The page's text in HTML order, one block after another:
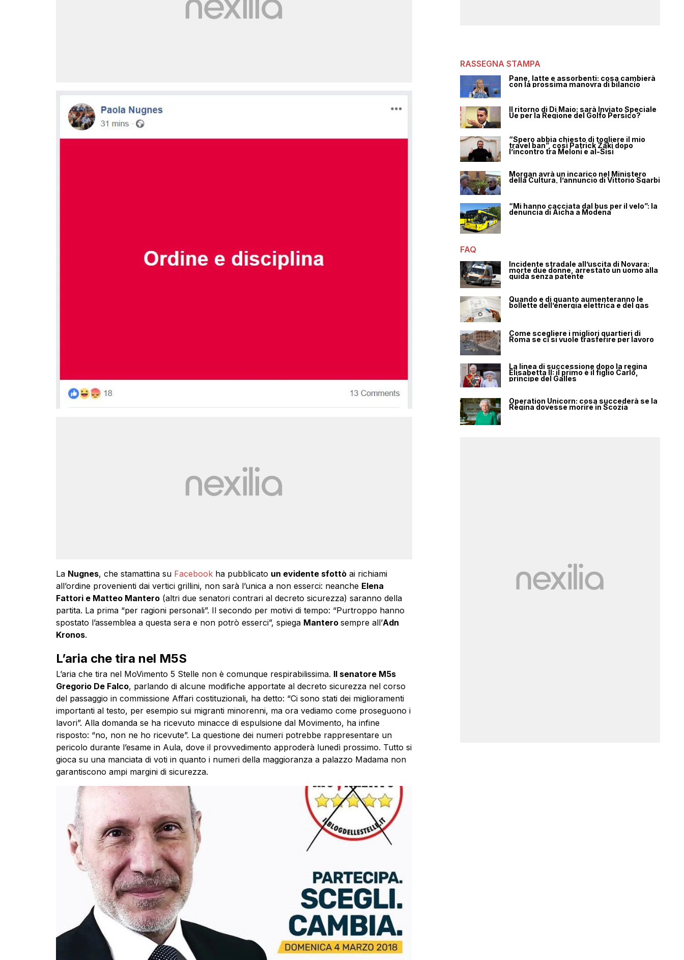
La Nugnes, che stamattina su Facebook ha pubblicato un evidente sfottòai richiami
all’ordine provenienti dai vertici grillini, non sarà l’unica a non esserci: neanche Elena
Fattori e Matteo Mantero(altri due senatori contrari al decreto sicurezza) saranno della
partita. La prima “per ragioni personali”. Il secondo per motivi di tempo: “Purtroppo hanno
spostato l’assemblea a questa sera e non potrò esserci”, spiega Mantero sempre all’Adn
Kronos.
L’aria che tira nel M5S
L’aria che tira nel MoVimento 5 Stelle non è comunque respirabilissima. Il senatore M5s
Gregorio De Falco, parlando di alcune modifiche apportate al decreto sicurezza nel corso
del passaggio in commissione Affari costituzionali, ha detto: “Ci sono stati dei miglioramenti
importanti al testo, per esempio sui migranti minorenni, ma ora vediamo come proseguono i
lavori”. Alla domanda se ha ricevuto minacce di espulsione dal Movimento, ha infine
risposto: “no, non ne ho ricevute”. La questione dei numeri potrebbe rappresentare un
pericolo durante l’esame in Aula, dove il provvedimento approderà lunedì prossimo. Tutto si
gioca su una manciata di voti in quanto i numeri della maggioranza a palazzo Madama non
garantiscono ampi margini di sicurezza.
RASSEGNA STAMPA
Pane, latte e assorbenti: cosa cambierà
con la prossima manovra di bilancio
Il ritorno di Di Maio: sarà Inviato Speciale
Ue per la Regione del Golfo Persico?
“Spero abbia chiesto di togliere il mio
travel ban”, così Patrick Zaki dopo
l’incontro tra Meloni e al-Sisi
Morgan avrà un incarico nel Ministero
della Cultura, l’annuncio di Vittorio Sgarbi
“Mi hanno cacciata dal bus per il velo”: la
denuncia di Aicha a Modena
FAQ
Incidente stradale all’uscita di Novara:
morte due donne, arrestato un uomo alla
guida senza patente
Quando e di quanto aumenteranno le
bollette dell’energia elettrica e del gas
Come scegliere i migliori quartieri di
Roma se ci si vuole trasferire per lavoro
La linea di successione dopo la regina
Elisabetta II: il primo è il figlio Carlo,
principe del Galles
Operation Unicorn: cosa succederà se la
Regina dovesse morire in Scozia